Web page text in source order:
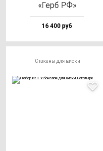
«Герб РФ»
16 400 руб
Стаканы для виски